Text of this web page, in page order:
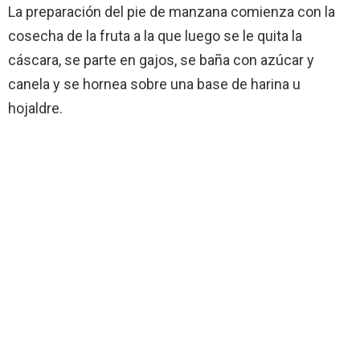
La preparación del pie de manzana comienza con la
cosecha de la fruta a la que luego se le quita la
cáscara, se parte en gajos, se baña con azúcar y
canela y se hornea sobre una base de harina u
hojaldre.